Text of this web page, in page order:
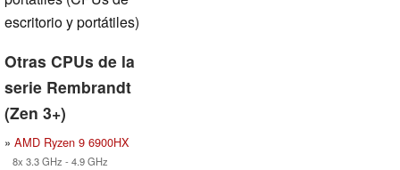
escritorio y portátiles)
Otras CPUs de la
serie Rembrandt
(Zen 3+)
» AMD Ryzen 9 6900HX
8x 3.3 GHz - 4.9 GHz